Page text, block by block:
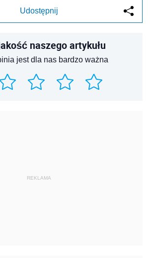
Udostępnij
naszego artykułu
jest dla nas bardzo ważna
REKLAMA